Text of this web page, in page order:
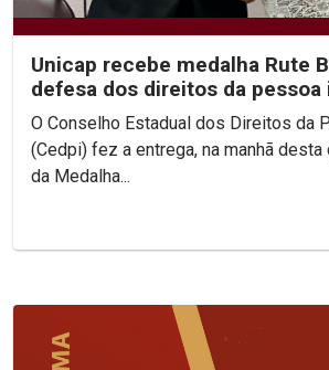
Unicap recebe medalha Rute
defesa dos direitos da pessoa
O Conselho Estadual dos Direitos da
(Cedpi) fez a entrega, na manhã
da Medalha...